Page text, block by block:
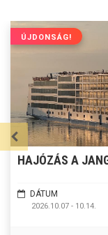
ÚJDONSÁG!
HAJÓZÁS A
DÁTUM
2026.10.07 - 10.14.